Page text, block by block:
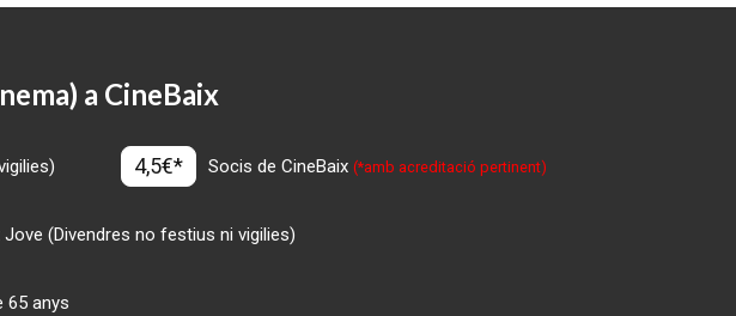
a CineBaix
4,5€* Socis de CineBaix(*amb acreditació pertinent)
Jove (Divendres no festius ni vigilies)
65 anys